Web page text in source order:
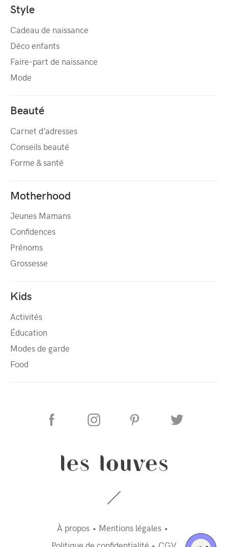
Style
Cadeau de naissance
Déco enfants
Faire-part de naissance
Mode
Beauté
Carnet d’adresses
Conseils beauté
Forme & santé
Motherhood
Jeunes Mamans
Confidences
Prénoms
Grossesse
Kids
Activités
Éducation
Modes de garde
Food
À propos
Mentions légales